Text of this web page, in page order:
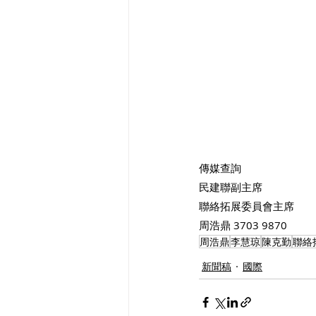
傳媒查詢
民建聯副主席
聯絡拓展委員會主席
周浩鼎 3703 9870
周浩鼎李慧琼陳克勤聯絡
新聞稿
國際